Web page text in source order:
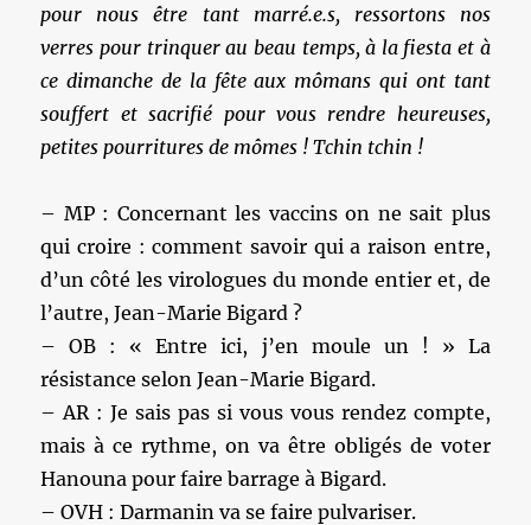
pour nous être tant marré.e.s, ressortons nos
verres pour trinquer au beau temps, à la fiesta et à
ce dimanche de la fête aux mômans qui ont tant
souffert et sacrifié pour vous rendre heureuses,
petites pourritures de mômes ! Tchin tchin !
– MP : Concernant les vaccins on ne sait plus
qui croire : comment savoir qui a raison entre,
d’un côté les virologues du monde entier et, de
l’autre, Jean-Marie Bigard ?
– OB : « Entre ici, j’en moule un ! » La
résistance selon Jean-Marie Bigard.
– AR : Je sais pas si vous vous rendez compte,
mais à ce rythme, on va être obligés de voter
Hanouna pour faire barrage à Bigard.
– OVH : Darmanin va se faire pulvariser.